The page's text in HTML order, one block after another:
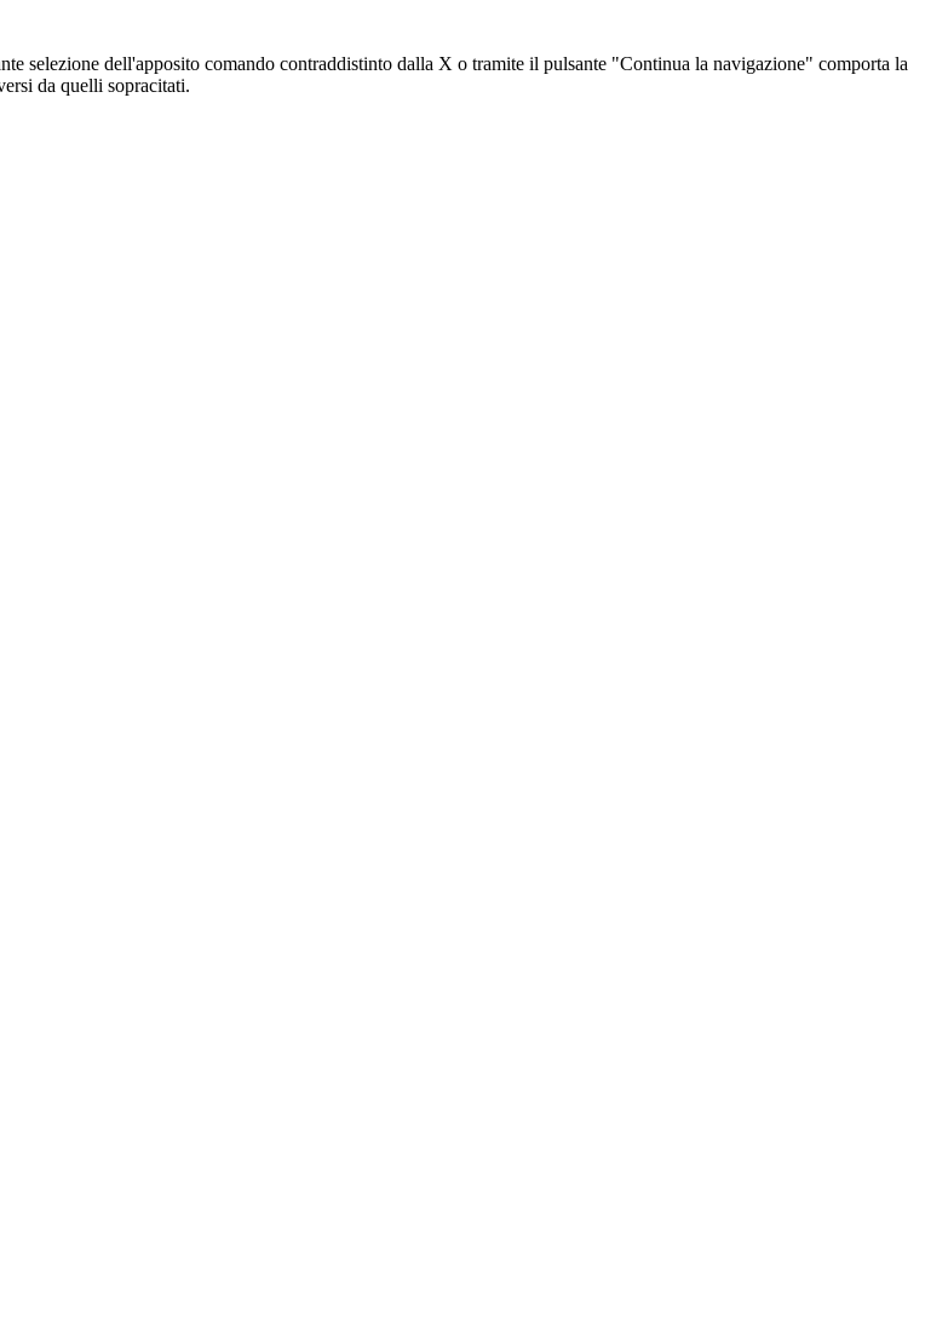
selezione dell'apposito comando contraddistinto dalla X o tramite il pulsante "Continua la navigazione" comporta la
da quelli sopracitati.